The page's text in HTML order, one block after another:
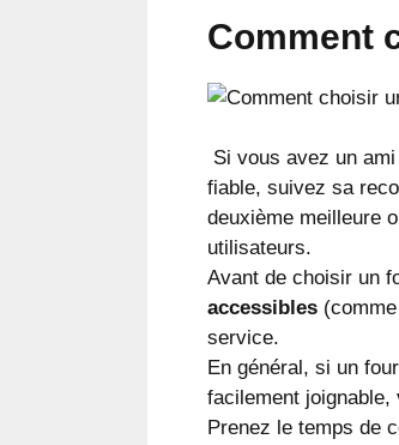
Comment
Si vous avez un
fiable, suivez sa
deuxième meilleure
utilisateurs.
Avant de choisir un
accessibles
service.
En général, si un
facilement joignable,
Prenez le temps de